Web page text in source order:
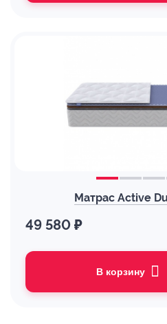
Матрас Active
49 580 ₽
В корзину